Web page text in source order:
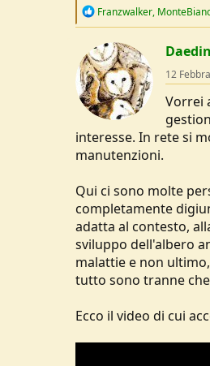
R
c
t
i
o
n
s
Franzwalker,
Daedin
12
Vorrei
interesse. In rete si
manutenzioni.
Qui ci sono molte
completamente
adatta al contesto,
sviluppo dell'albero
malattie e non
tutto sono tranne
Ecco il video di cui